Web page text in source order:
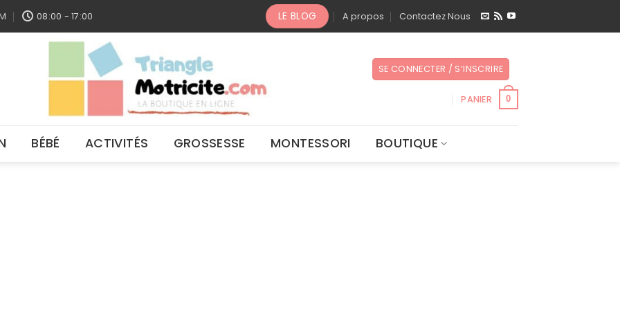
08:00 - 17:00 LE BLOG A propos Contactez Nous
SE CONNECTER / S’INSCRIRE
PANIER 0
BÉBÉ ACTIVITÉS GROSSESSE MONTESSORI BOUTIQUE